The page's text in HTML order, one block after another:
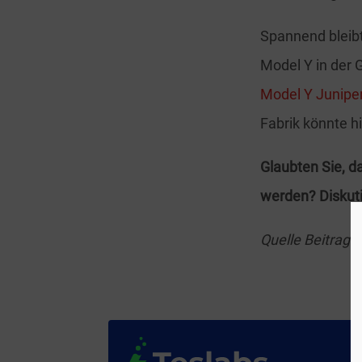
Spannend
Model Y in der
Model Y
Fabrik könnte
Glaubten Sie,
werden?
Quelle